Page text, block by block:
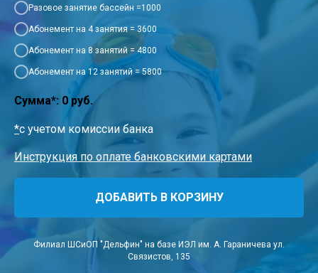
Разовое занятие бассейн =1000
Абонемент на 4 занятия = 3600
Абонемент на 8 занятий = 4800
Абонемент на 12 занятий = 5800
Сумма*: 0 руб.
*с учетом комиссии банка
Инструкция по оплате банковскими картами
ДОБАВИТЬ В КОРЗИНУ
Филиал ШСиОП "Дельфин" на базе ИЭЛ им. А. Гараничева ул.
Связистов, 135